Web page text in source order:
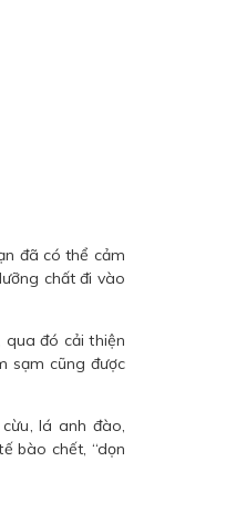
đã có thể cảm
chất đi vào
qua đó cải thiện
sạm cũng được
lá anh đào,
bào chết, “dọn